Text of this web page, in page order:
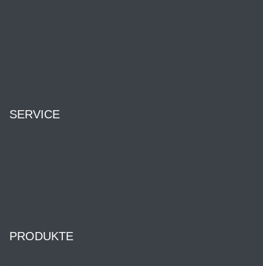
SERVICE
PRODUKTE